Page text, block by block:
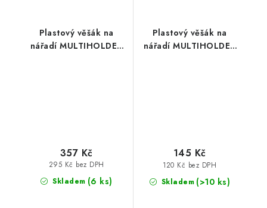
Plastový věšák na
nářadí MULTIHOLDER
Skladem (6 ks)
295 Kč bez DPH
357 Kč
Plastový věšák na
nářadí MULTIHOLDER
Skladem (>10 ks)
120 Kč bez DPH
145 Kč